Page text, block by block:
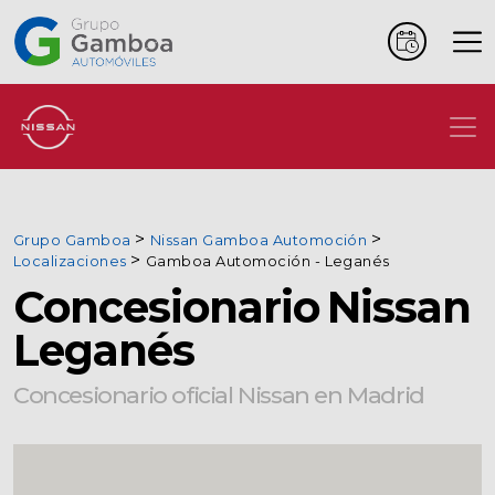
Coches
Marcas
Vehículos
Renting
Grupo Gamboa
Nissan Gamboa Automoción
Localizaciones
Gamboa Automoción - Leganés
Concesionario Nissan
Leganés
Concesionario oficial Nissan en Madrid